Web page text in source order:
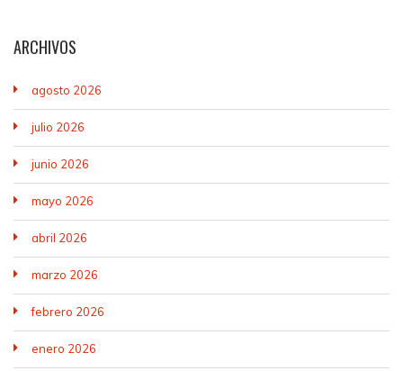
ARCHIVOS
agosto 2026
julio 2026
junio 2026
mayo 2026
abril 2026
marzo 2026
febrero 2026
enero 2026